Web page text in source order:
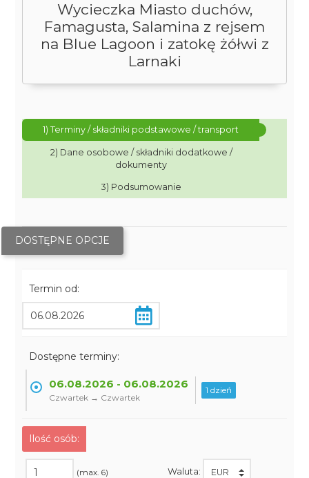
Wycieczka Miasto duchów,
Famagusta, Salamina z rejsem
na Blue Lagoon i zatokę żółwi z
Larnaki
1) Terminy / składniki podstawowe / transport
2) Dane osobowe / składniki dodatkowe /
dokumenty
3) Podsumowanie
DOSTĘPNE OPCJE
Termin od:
Dostępne terminy:
06.08.2026 - 06.08.2026
Czwartek → Czwartek
1 dzień
Ilość osób:
(max. 6) Waluta: